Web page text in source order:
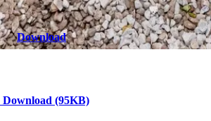
Download (96KB)
Download (95KB)